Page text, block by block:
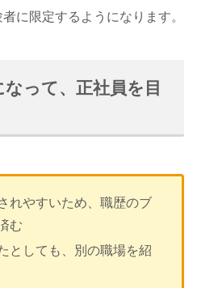
に限定するようになります。
って、正社員を目
れやすいため、職歴のブ
む
としても、別の職場を紹